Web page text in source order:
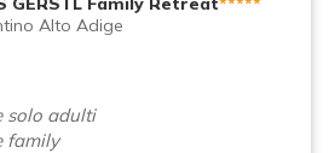
Alto Adige
solo adulti
family